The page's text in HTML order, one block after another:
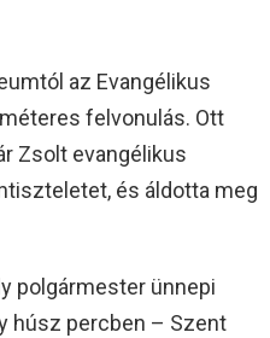
az Evangélikus
felvonulás. Ott
Zsolt evangélikus
és áldotta meg
polgármester ünnepi
húsz percben – Szent